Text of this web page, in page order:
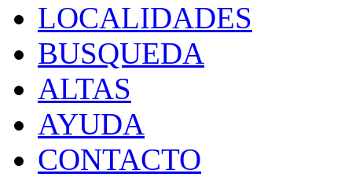
LOCALIDADES
BUSQUEDA
ALTAS
AYUDA
CONTACTO